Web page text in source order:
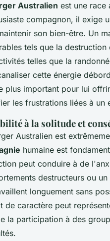
Australien est une race
compagnon, il exige
son bien-être. Un
tels que la
telles que la
cette énergie
plus important pour lui
les frustrations liées à un
à la solitude et
Australien est
humaine est
peut conduire à de
destructeurs ou
longuement sans
de caractère peut
la participation à des